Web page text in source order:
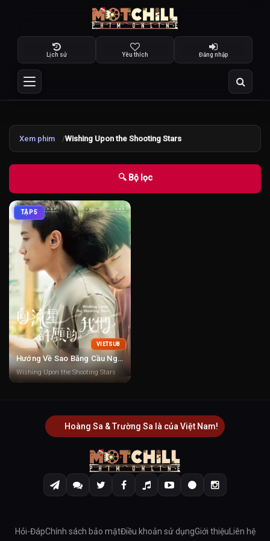
Lịch sử Yêu thích Đăng nhập
Xem phim Wishing Upon the Shooting Stars
🔍 Bộ lọc
TẬP 5
VIETSUB
Hướng Về Sao Băng Cầu Nguyện
Wishing Upon the Shooting Stars
Hoàng Sa & Trường Sa là của Việt Nam!
Hỏi-ĐápChính sách bảo mậtĐiều khoản sử dụngGiới thiệuLiên hệ